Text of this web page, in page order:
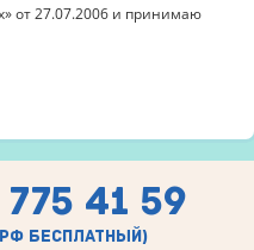
от 27.07.2006 и принимаю
41 59
бесплатный)